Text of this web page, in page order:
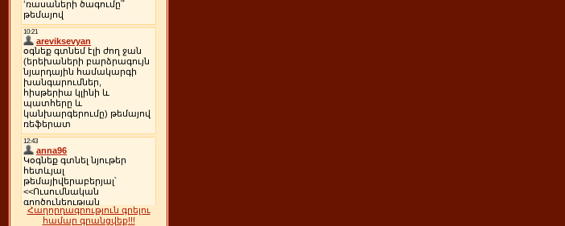
Հաղորդագրություն գրելու
համար գրանցվեք!!!